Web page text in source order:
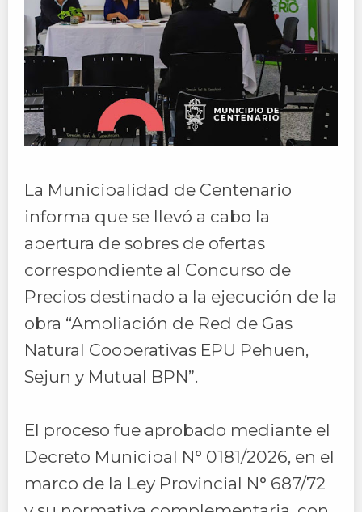
La Municipalidad de Centenario
informa que se llevó a cabo la
apertura de sobres de ofertas
correspondiente al Concurso de
Precios destinado a la ejecución de la
obra “Ampliación de Red de Gas
Natural Cooperativas EPU Pehuen,
Sejun y Mutual BPN”.
El proceso fue aprobado mediante el
Decreto Municipal N° 0181/2026, en el
marco de la Ley Provincial N° 687/72